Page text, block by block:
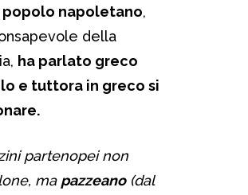
popolo napoletano,
della
ha parlato greco
e tuttora in greco si
partenopei non
ma pazzeano(dal